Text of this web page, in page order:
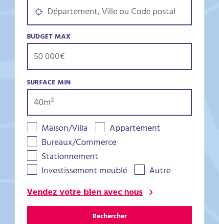
BUDGET MAX
SURFACE MIN
Maison/Villa
Appartement
Bureaux/Commerce
Stationnement
Investissement meublé
Autre
Vendez votre bien avec nous
Rechercher